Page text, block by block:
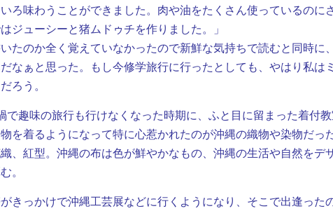
いろ味わうことができました。肉や油をたくさん使っているのに
ジューシーと猪ムドゥチを作りました。」
たのか全く覚えていなかったので新鮮な気持ちで読むと同時に
なぁと思った。もし今修学旅行に行ったとしても、やはり私は
ろう。
趣味の旅行も行けなくなった時期に、ふと目に留まった着付
を着るようになって特に心惹かれたのが沖縄の織物や染物だった
、紅型。沖縄の布は色が鮮やかなもの、沖縄の生活や自然をデ
。
きっかけで沖縄工芸展などに行くようになり、そこで出逢った